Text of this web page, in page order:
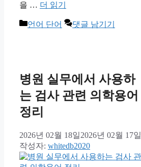
을 … 더 읽기
카
언어 단어 댓글 남기기
병원 실무에서 사용하
는 검사 관련 의학용어
정리
2026년 02월 18일2026년 02월 17일
작성자: whitedb2020